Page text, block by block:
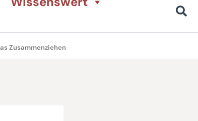
Zusammenziehen